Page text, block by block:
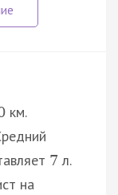
км.
7л.
на